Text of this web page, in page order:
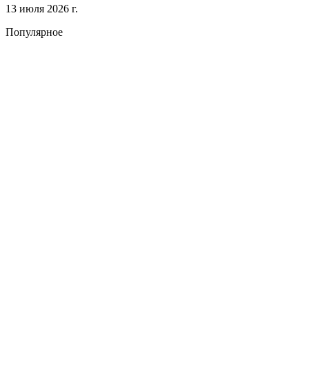
13 июля 2026 г.
Популярное